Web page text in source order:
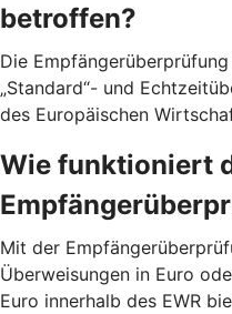
betroffen?
Die
„Standard“- und
des Europäischen
Wie funktioniert
Mit der
Überweisungen in Euro
Euro innerhalb des EWR